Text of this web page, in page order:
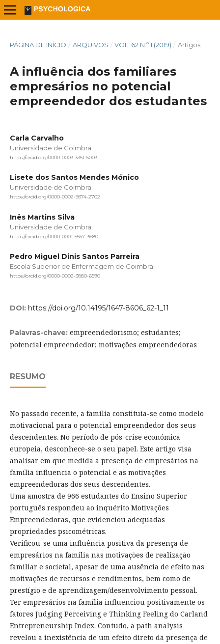
PÁGINA DE INÍCIO / ARQUIVOS / VOL. 62 N.º 1 (2019) / Artigos
A influência dos familiares
empresários no potencial
empreendedor dos estudantes
Carla Carvalho
Universidade de Coimbra
https://orcid.org/0000-0003-3351-5003
Lisete dos Santos Mendes Mónico
Universidade de Coimbra
https://orcid.org/0000-0002-9374-2702
Inês Martins Silva
Universidade de Coimbra
https://orcid.org/0000-0001-5557-3680
Pedro Miguel Dinis Santos Parreira
Escola Superior de Enfermagem de Coimbra
https://orcid.org/0000-0002-3880-6590
DOI: https://doi.org/10.14195/1647-8606_62-1_11
Palavras-chave: empreendedorismo; estudantes;
potencial empreendedor; motivações empreendedoras
RESUMO
No passado recente, a família constituía-se como modelo
motivacional para o potencial empreendedor dos seus
descendentes. No período de pós-crise económica
europeia, desconhece-se o seu papel. Este artigo visa
analisar em que medida a presença de empresários na
família influencia o potencial e as motivações
empreendedoras dos seus descendentes.
Uma amostra de 966 estudantes do Ensino Superior
português respondeu ao inquérito Motivações
Empreendedoras, que evidenciou adequadas
propriedades psicométricas.
Verificou-se uma influência positiva da presença de
empresários na família nas motivações de realização
familiar e societal, apesar de uma ausência de efeito nas
motivações de recursos e rendimentos, bem como de
prestígio e de aprendizagem/desenvolvimento pessoal.
Ter empresários na família influenciou positivamente os
fatores Judging Perceiving e Thinking Feeling do Carland
Entrepreneurship Index. Contudo, a path analysis
revelou a inexistência de um efeito direto da presença de